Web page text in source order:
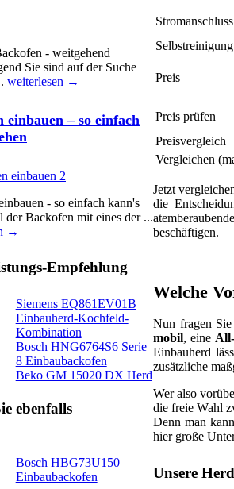
- weitgehend
Sie sind auf der Suche
weiterlesen →
einbauen – so einfach
- so einfach kann's
der Backofen mіt eines der ...
→
Empfehlung
Siemens EQ861EV01B
Einbauherd-Kochfeld-
Kombination
Bosch HNG6764S6 Serie
8 Einbaubackofen
Beko GM 15020 DX Herd
ebenfalls
Bosch HBG73U150
Einbaubackofen
Stromanschluss
Selbstreinigung
Preis
Preis prüfen
Preisvergleich
Vergleichen
Jetzt
die
beschäftigen.
Welche
Nun fragen
mobil, eine
Einbauherd
zusätzliche
Wer also
die freie Wahl
Denn man
hier große
Unsere